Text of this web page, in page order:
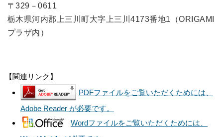
〒329－0611
栃木県河内郡上三川町大字上三川4173番地1（ORIGAMI
プラザ内）
【関連リンク】
PDFファイルをご覧いただくためには、
Adobe Reader が必要です。
Wordファイルをご覧いただくためには、